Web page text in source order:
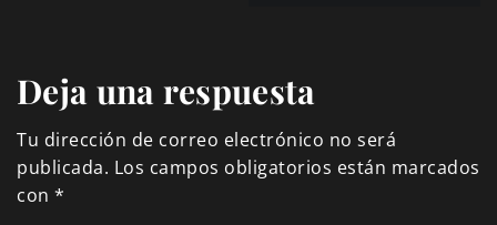
Deja una respuesta
Tu dirección de correo electrónico no será
publicada. Los campos obligatorios están marcados
con *